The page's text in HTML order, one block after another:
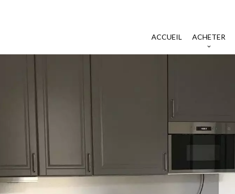
ACCUEIL ACHETER